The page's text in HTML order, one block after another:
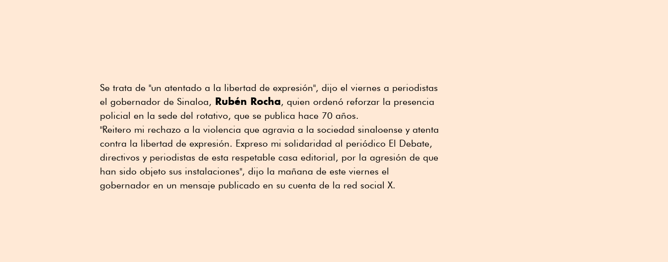
Se trata de "un atentado a la libertad de expresión", dijo el viernes a periodistas
el gobernador de Sinaloa, Rubén Rocha, quien ordenó reforzar la presencia
policial en la sede del rotativo, que se publica hace 70 años.
"Reitero mi rechazo a la violencia que agravia a la sociedad sinaloense y atenta
contra la libertad de expresión. Expreso mi solidaridad al periódico El Debate,
directivos y periodistas de esta respetable casa editorial, por la agresión de que
han sido objeto sus instalaciones", dijo la mañana de este viernes el
gobernador en un mensaje publicado en su cuenta de la red social X.